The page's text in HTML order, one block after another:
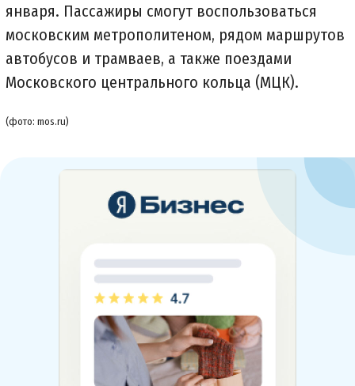
января. Пассажиры смогут воспользоваться
московским метрополитеном, рядом маршрутов
автобусов и трамваев, а также поездами
Московского центрального кольца (МЦК).
(фото: mos.ru)